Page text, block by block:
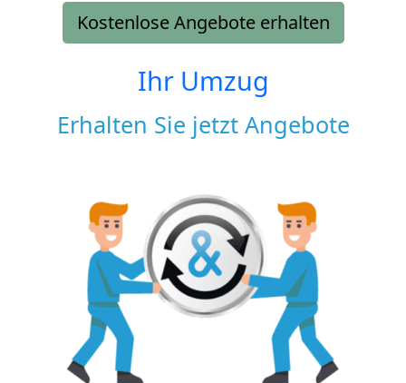
Kostenlose Angebote erhalten
Ihr Umzug
Erhalten Sie jetzt Angebote